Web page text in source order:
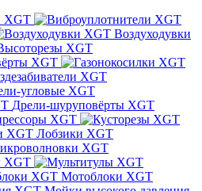
XGT
Воздуходувки
XGT
XGT
угловые XGT
Дрели-шуруповёрты XGT
XGT
Лобзики XGT
XGT
XGT
Мотоблоки XGT